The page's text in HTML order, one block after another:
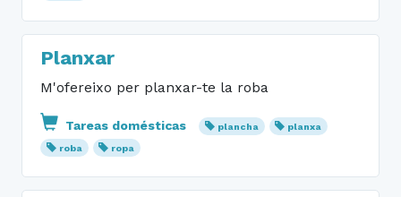
Planxar
M'ofereixo per planxar-te la roba
Tareas domésticas plancha
planxa
roba
ropa